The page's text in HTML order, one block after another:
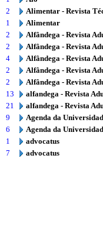
2
Alimentar - Revista
1
Alimentar
2
Alfândega - Revista
2
Alfândega - Revista
4
Alfândega - Revista
2
Alfândega - Revista
2
Alfândega - Revista
13
alfandega - Revista
21
alfandega - Revista
9
Agenda da
6
Agenda da
1
advocatus
7
advocatus